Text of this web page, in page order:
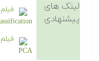
لینک های
پیشنهادی
PCA